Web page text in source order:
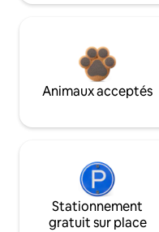
Animaux acceptés
Stationnement
gratuit sur place